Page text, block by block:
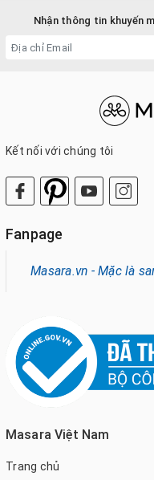
Nhận thông tin khuyến
Kết nối với chúng tôi
Fanpage
Masara.vn - Mặc là
Masara Việt Nam
Trang chủ